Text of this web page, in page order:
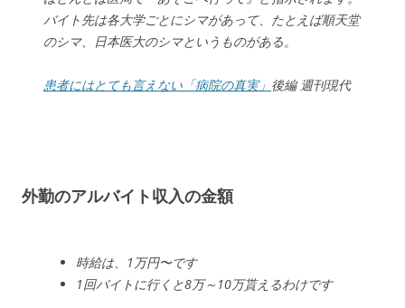
バイト先は各大学ごとにシマがあって、たとえば順天堂
のシマ、日本医大のシマというものがある。
患者にはとても言えない「病院の真実」 後編 週刊現代
外勤のアルバイト収入の金額
時給は、1万円〜です
1回バイトに行くと8万～10万貰えるわけです